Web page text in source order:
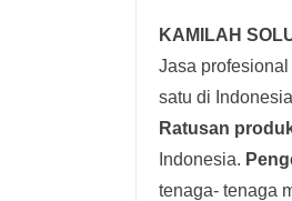
KAMILAH
Jasa
satu di
Ratusan
Indonesia.
tenaga- tenaga